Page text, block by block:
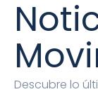
Descubre lo